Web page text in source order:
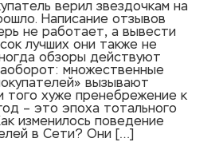
верил звездочкам на
Написание отзывов
не работает, а вывести
лучших они также не
обзоры действуют
множественные
вызывают
того хуже пренебрежение к
– это эпоха тотального
изменилось поведение
в Сети? Они […]